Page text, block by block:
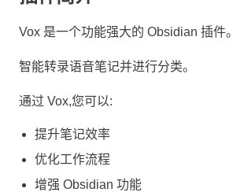
Vox 是一个功能强大的 Obsidian 插件。
智能转录语音笔记并进行分类。
通过 Vox,您可以:
提升笔记效率
优化工作流程
增强 Obsidian 功能